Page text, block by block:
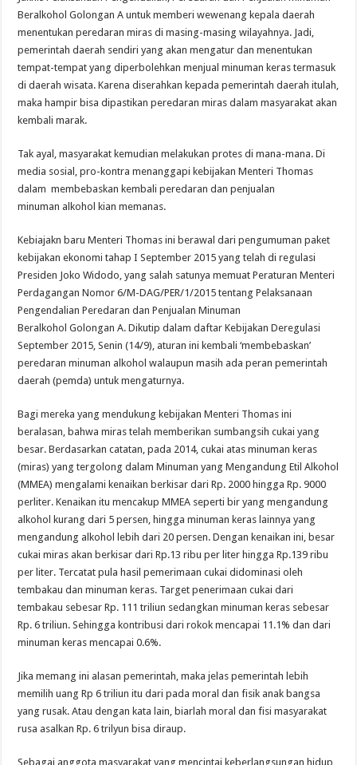
Beralkohol Golongan A untuk memberi wewenang kepala daerah
menentukan peredaran miras di masing-masing wilayahnya. Jadi,
pemerintah daerah sendiri yang akan mengatur dan menentukan
tempat-tempat yang diperbolehkan menjual minuman keras termasuk
di daerah wisata. Karena diserahkan kepada pemerintah daerah itulah,
maka hampir bisa dipastikan peredaran miras dalam masyarakat akan
kembali marak.
Tak ayal, masyarakat kemudian melakukan protes di mana-mana. Di
media sosial, pro-kontra menanggapi kebijakan Menteri Thomas
dalam membebaskan kembali peredaran dan penjualan
minuman alkohol kian memanas.
Kebiajakn baru Menteri Thomas ini berawal dari pengumuman paket
kebijakan ekonomi tahap I September 2015 yang telah di regulasi
Presiden Joko Widodo, yang salah satunya memuat Peraturan Menteri
Perdagangan Nomor 6/M-DAG/PER/1/2015 tentang Pelaksanaan
Pengendalian Peredaran dan Penjualan Minuman
Beralkohol Golongan A. Dikutip dalam daftar Kebijakan Deregulasi
September 2015, Senin (14/9), aturan ini kembali ‘membebaskan’
peredaran minuman alkohol walaupun masih ada peran pemerintah
daerah (pemda) untuk mengaturnya.
Bagi mereka yang mendukung kebijakan Menteri Thomas ini
beralasan, bahwa miras telah memberikan sumbangsih cukai yang
besar. Berdasarkan catatan, pada 2014, cukai atas minuman keras
(miras) yang tergolong dalam Minuman yang Mengandung Etil Alkohol
(MMEA) mengalami kenaikan berkisar dari Rp. 2000 hingga Rp. 9000
perliter. Kenaikan itu mencakup MMEA seperti bir yang mengandung
alkohol kurang dari 5 persen, hingga minuman keras lainnya yang
mengandung alkohol lebih dari 20 persen. Dengan kenaikan ini, besar
cukai miras akan berkisar dari Rp.13 ribu per liter hingga Rp.139 ribu
per liter. Tercatat pula hasil pemerimaan cukai didominasi oleh
tembakau dan minuman keras. Target penerimaan cukai dari
tembakau sebesar Rp. 111 triliun sedangkan minuman keras sebesar
Rp. 6 triliun. Sehingga kontribusi dari rokok mencapai 11.1% dan dari
minuman keras mencapai 0.6%.
Jika memang ini alasan pemerintah, maka jelas pemerintah lebih
memilih uang Rp 6 triliun itu dari pada moral dan fisik anak bangsa
yang rusak. Atau dengan kata lain, biarlah moral dan fisi masyarakat
rusa asalkan Rp. 6 trilyun bisa diraup.
Sebagai anggota masyarakat yang mencintai keberlangsungan hidup